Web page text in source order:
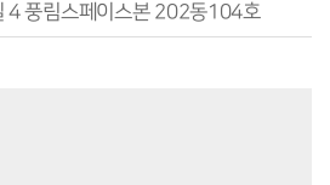
4 풍림스페이스본 202동104호